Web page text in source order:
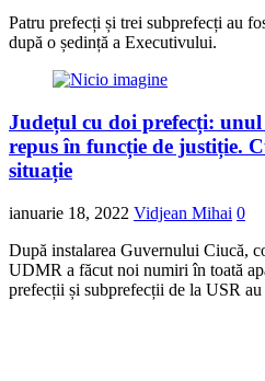
Patru prefecți și trei subprefecți au
după o ședință a Executivului.
Județul cu doi prefecți:
repus în funcție de justiție.
situație
ianuarie 18, 2022 Vidjean Mihai 0
După instalarea Guvernului Ciucă,
UDMR a făcut noi numiri în toată
prefecții și subprefecții de la USR au